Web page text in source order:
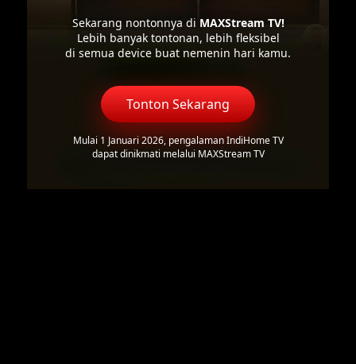
Sekarang nontonnya di MAXStream TV!
Lebih banyak tontonan, lebih fleksibel
di semua device buat nemenin hari kamu.
Tonton Sekarang
Mulai 1 Januari 2026, pengalaman IndiHome TV
dapat dinikmati melalui MAXStream TV